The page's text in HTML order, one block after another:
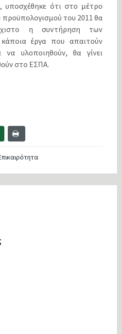
υποσχέθηκε ότι στο μέτρο
του 2011 θα
η συντήρηση των
έργα που απαιτούν
να υλοποιηθούν, θα γίνει
στο ΕΣΠΑ.